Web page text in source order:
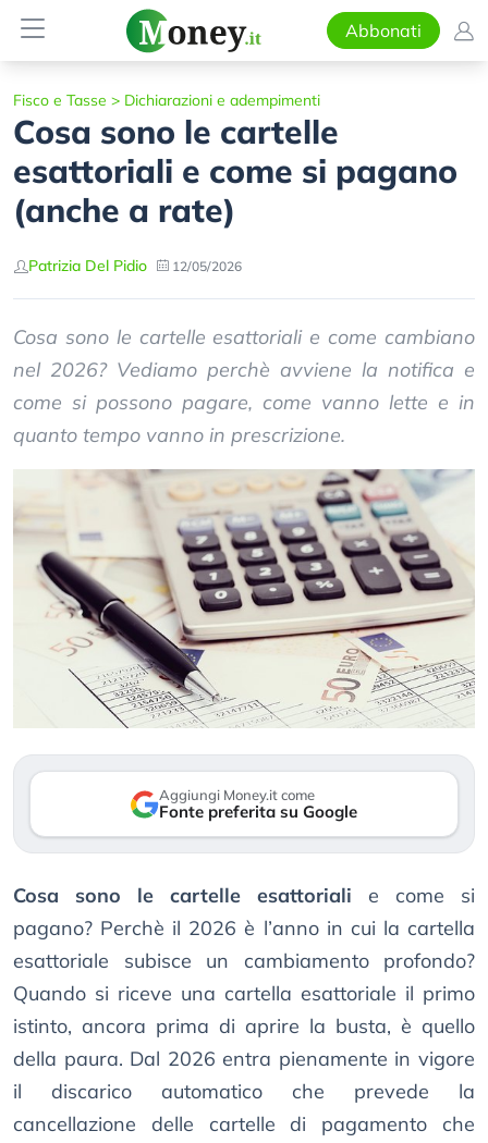
Abbonati
Fisco e Tasse > Dichiarazioni e adempimenti
Cosa sono le cartelle
esattoriali e come si pagano
(anche a rate)
Patrizia Del Pidio 12/05/2026
Cosa sono le cartelle esattoriali e come cambiano
nel 2026? Vediamo perchè avviene la notifica e
come si possono pagare, come vanno lette e in
quanto tempo vanno in prescrizione.
Aggiungi Money.it come
Fonte preferita su Google
Cosa sono le cartelle esattoriali e come si
pagano? Perchè il 2026 è l’anno in cui la cartella
esattoriale subisce un cambiamento profondo?
Quando si riceve una cartella esattoriale il primo
istinto, ancora prima di aprire la busta, è quello
della paura. Dal 2026 entra pienamente in vigore
il discarico automatico che prevede la
cancellazione delle cartelle di pagamento che